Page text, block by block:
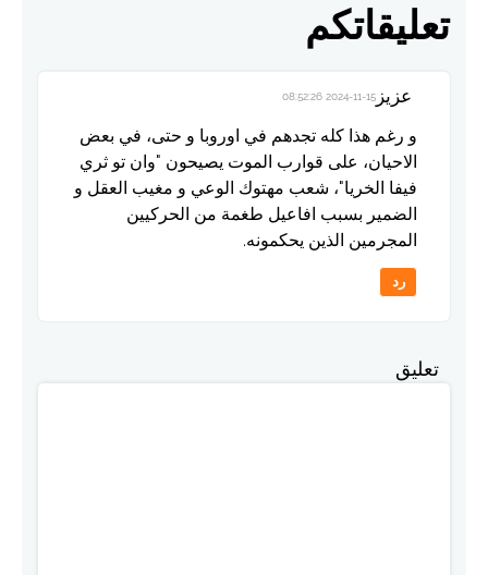
تعليقاتكم
عزيز 2024-11-15 08:52:26
و رغم هذا كله تجدهم في اوروبا و حتى، في بعض
الاحيان، على قوارب الموت يصيحون "وان تو ثري
فيفا الخريا"، شعب مهتوك الوعي و مغيب العقل و
الضمير بسبب افاعيل طغمة من الحركيين
المجرمين الذين يحكمونه.
رد
تعليق